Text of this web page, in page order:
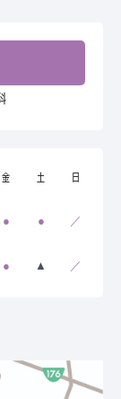
金 土 日
● ● ／
● ▲ ／